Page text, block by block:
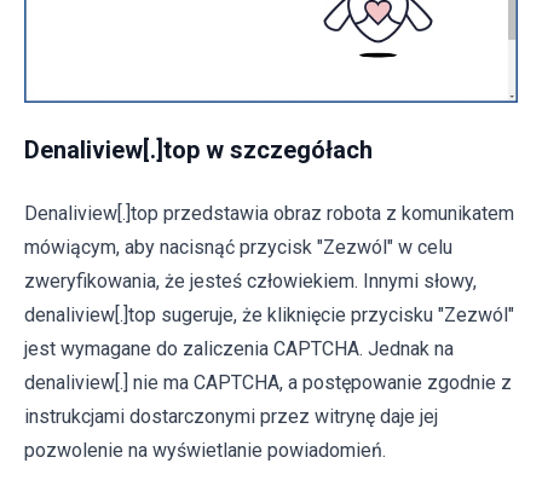
Denaliview[.]top w szczegółach
Denaliview[.]top przedstawia obraz robota z komunikatem
mówiącym, aby nacisnąć przycisk "Zezwól" w celu
zweryfikowania, że jesteś człowiekiem. Innymi słowy,
denaliview[.]top sugeruje, że kliknięcie przycisku "Zezwól"
jest wymagane do zaliczenia CAPTCHA. Jednak na
denaliview[.] nie ma CAPTCHA, a postępowanie zgodnie z
instrukcjami dostarczonymi przez witrynę daje jej
pozwolenie na wyświetlanie powiadomień.